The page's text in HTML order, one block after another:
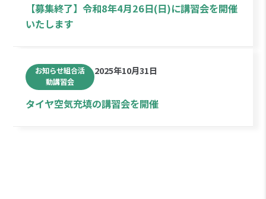
【募集終了】令和8年4月26日(日)に講習会を開催
いたします
お知らせ組合活
動講習会
2025年10月31日
タイヤ空気充填の講習会を開催